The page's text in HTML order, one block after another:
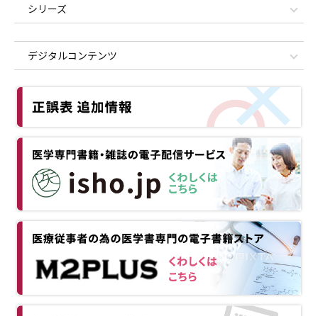
シリーズ
デジタルコンテンツ